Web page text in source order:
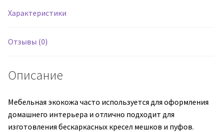
Характеристики
Отзывы (0)
Описание
Мебельная экокожа часто используется для оформления
домашнего интерьера и отлично подходит для
изготовления бескаркасных кресел мешков и пуфов.